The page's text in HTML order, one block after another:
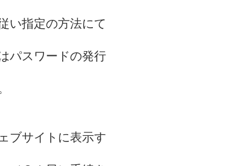
い指定の方法にて
パスワードの発行
ブサイトに表示す